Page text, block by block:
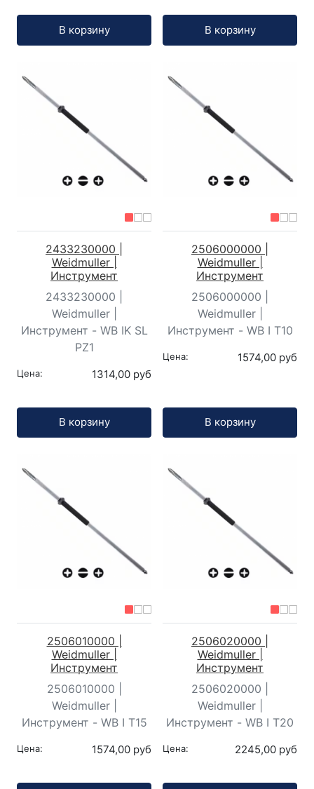
В корзину В корзину
2433230000 |
Weidmuller |
Инструмент
2433230000 |
Weidmuller |
Инструмент - WB IK SL
PZ1
Цена: 1314,00 руб
В корзину
2506000000 |
Weidmuller |
Инструмент
2506000000 |
Weidmuller |
Инструмент - WB I T10
Цена: 1574,00 руб
В корзину
2506010000 |
Weidmuller |
Инструмент
2506010000 |
Weidmuller |
Инструмент - WB I T15
Цена: 1574,00 руб
2506020000 |
Weidmuller |
Инструмент
2506020000 |
Weidmuller |
Инструмент - WB I T20
Цена: 2245,00 руб